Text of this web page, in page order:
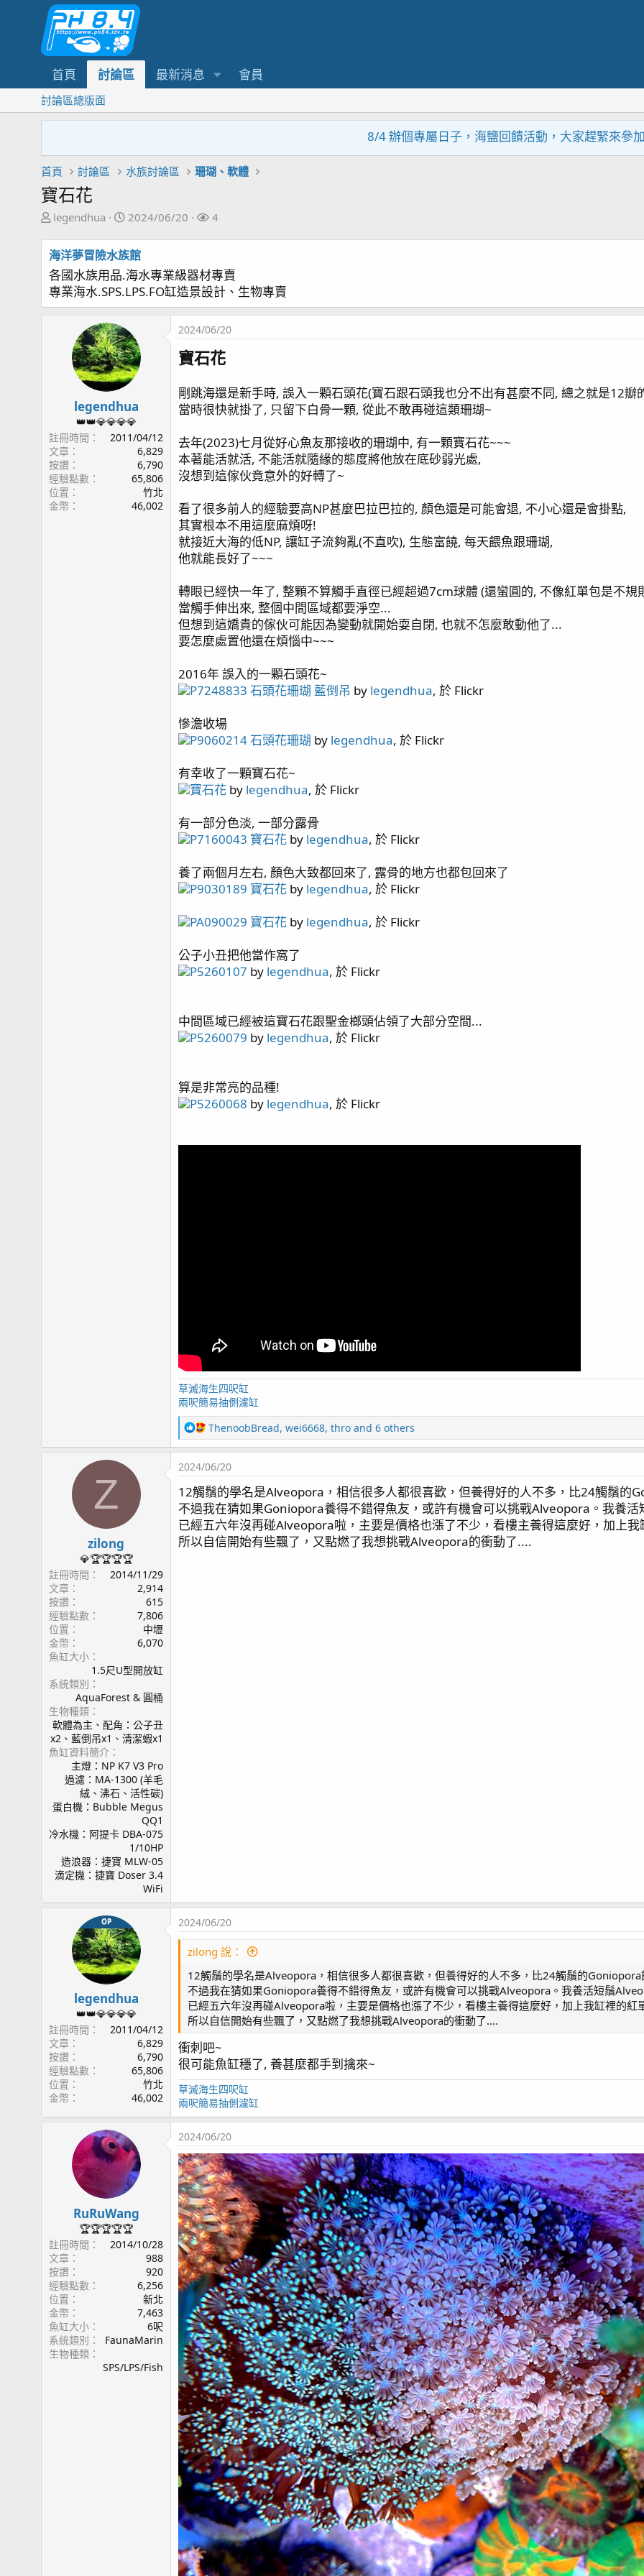
首頁 討論區 最新消息 會員
討論區總版面
8/4 辦個專屬日子，海鹽回饋活動，大家趕緊來參加
首頁 討論區 水族討論區 珊瑚、軟體
寶石花
主
發
起
人
legendhua
開
日
期
2024/06/20
關
4
海洋夢冒險水族館
各國水族用品.海水專業級器材專賣
專業海水.SPS.LPS.FO缸造景設計、生物專賣
legendhua
👑👑💎💎💎💎
註冊時間
2011/04/12
文章
6,829
按讚
6,790
經驗點數
65,806
位置
竹北
金幣
46,002
2024/06/20
寶石花
剛跳海還是新手時, 誤入一顆石頭花(寶石跟石頭我也分不出有甚麼不同, 總之就是12瓣
當時很快就掛了, 只留下白骨一顆, 從此不敢再碰這類珊瑚~
去年(2023)七月從好心魚友那接收的珊瑚中, 有一顆寶石花~~~
本著能活就活, 不能活就隨緣的態度將他放在底砂弱光處,
沒想到這傢伙竟意外的好轉了~
看了很多前人的經驗要高NP甚麼巴拉巴拉的, 顏色還是可能會退, 不小心還是會掛點,
其實根本不用這麼麻煩呀!
就接近大海的低NP, 讓缸子流夠亂(不直吹), 生態富饒, 每天餵魚跟珊瑚,
他就能長好了~~~
轉眼已經快一年了, 整顆不算觸手直徑已經超過7cm球體 (還蠻圓的, 不像紅單包是不規
當觸手伸出來, 整個中間區域都要淨空...
但想到這嬌貴的傢伙可能因為變動就開始耍自閉, 也就不怎麼敢動他了...
要怎麼處置他還在煩惱中~~~
2016年 誤入的一顆石頭花~
P7248833 石頭花珊瑚 藍倒吊 by legendhua, 於 Flickr
慘澹收場
P9060214 石頭花珊瑚 by legendhua, 於 Flickr
有幸收了一顆寶石花~
寶石花 by legendhua, 於 Flickr
有一部分色淡, 一部分露骨
P7160043 寶石花 by legendhua, 於 Flickr
養了兩個月左右, 顏色大致都回來了, 露骨的地方也都包回來了
P9030189 寶石花 by legendhua, 於 Flickr
PA090029 寶石花 by legendhua, 於 Flickr
公子小丑把他當作窩了
P5260107 by legendhua, 於 Flickr
中間區域已經被這寶石花跟聖金榔頭佔領了大部分空間...
P5260079 by legendhua, 於 Flickr
算是非常亮的品種!
P5260068 by legendhua, 於 Flickr
草滅海生四呎缸
兩呎簡易抽側濾缸
R
e
a
c
i
o
n
s
：
ThenoobBread, wei6668, thro and 6 others
Z
zilong
💎🏆🏆🏆🏆
註冊時間
2014/11/29
文章
2,914
按讚
615
經驗點數
7,806
位置
中壢
金幣
6,070
魚缸大小
1.5尺U型開放缸
系統類別
AquaForest & 圓桶
生物種類
軟體為主、配角：公子丑
x2、藍倒吊x1、清潔蝦x1
魚缸資料簡介
主燈：NP K7 V3 Pro
過濾：MA-1300 (羊毛
絨、沸石、活性碳)
蛋白機：Bubble Megus
QQ1
冷水機：阿提卡 DBA-075
1/10HP
造浪器：捷寶 MLW-05
滴定機：捷寶 Doser 3.4
WiFi
2024/06/20
12觸鬚的學名是Alveopora，相信很多人都很喜歡，但養得好的人不多，比24觸鬚的
不過我在猜如果Goniopora養得不錯得魚友，或許有機會可以挑戰Alveopora。我養
已經五六年沒再碰Alveopora啦，主要是價格也漲了不少，看樓主養得這麼好，加上
所以自信開始有些飄了，又點燃了我想挑戰Alveopora的衝動了....
OP
legendhua
👑👑💎💎💎💎
註冊時間
2011/04/12
文章
6,829
按讚
6,790
經驗點數
65,806
位置
竹北
金幣
46,002
2024/06/20
zilong 說：
12觸鬚的學名是Alveopora，相信很多人都很喜歡，但養得好的人不多，比24觸鬚的
不過我在猜如果Goniopora養得不錯得魚友，或許有機會可以挑戰Alveopora。我養活短鬚
已經五六年沒再碰Alveopora啦，主要是價格也漲了不少，看樓主養得這麼好，加上我缸裡的紅
所以自信開始有些飄了，又點燃了我想挑戰Alveopora的衝動了....
衝刺吧~
很可能魚缸穩了, 養甚麼都手到擒來~
草滅海生四呎缸
兩呎簡易抽側濾缸
RuRuWang
🏆🏆🏆🏆🏆
註冊時間
2014/10/28
文章
988
按讚
920
經驗點數
6,256
位置
新北
金幣
7,463
魚缸大小
6呎
系統類別
FaunaMarin
生物種類
SPS/LPS/Fish
2024/06/20